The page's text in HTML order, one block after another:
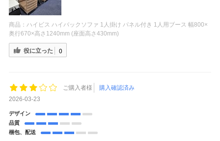
商品： ハイビス ハイバックソファ 1人掛け パネル付き 1人用ブース 幅800×
奥行670×高さ1240mm (座面高さ430mm)
役に立った 0
ご購入者様
購入確認済み
2026-03-23
デザイン
品質
梱包、配送